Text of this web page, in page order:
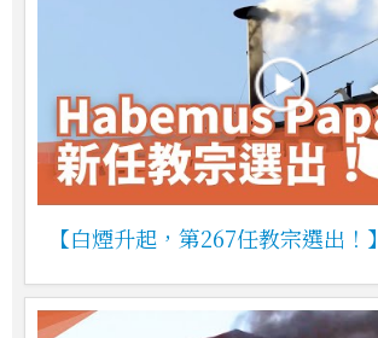
【白煙升起，第267任教宗選出！】